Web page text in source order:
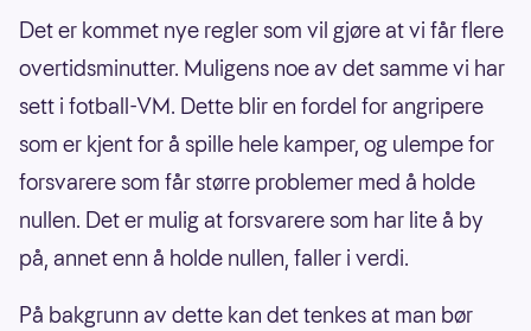
Det er kommet nye regler som vil gjøre at vi får flere
overtidsminutter. Muligens noe av det samme vi har
sett i fotball-VM. Dette blir en fordel for angripere
som er kjent for å spille hele kamper, og ulempe for
forsvarere som får større problemer med å holde
nullen. Det er mulig at forsvarere som har lite å by
på, annet enn å holde nullen, faller i verdi.
På bakgrunn av dette kan det tenkes at man bør